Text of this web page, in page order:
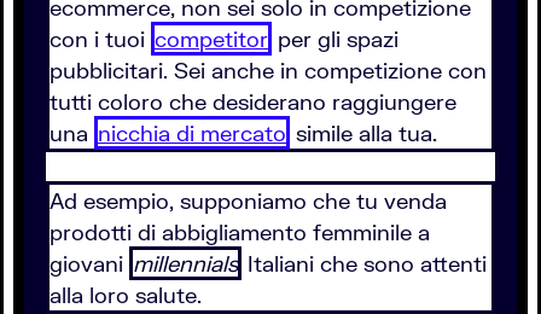
ecommerce, non sei solo in competizione
con i tuoi competitor per gli spazi
pubblicitari. Sei anche in competizione con
tutti coloro che desiderano raggiungere
una nicchia di mercato simile alla tua.
Ad esempio, supponiamo che tu venda
prodotti di abbigliamento femminile a
giovani millennials Italiani che sono attenti
alla loro salute.